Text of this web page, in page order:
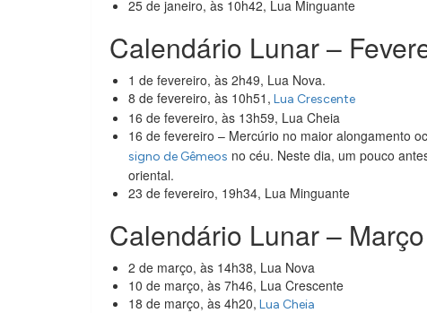
25 de janeiro, às 10h42, Lua Minguante
Calendário Lunar –
1 de fevereiro, às 2h49, Lua Nova.
8 de fevereiro, às 10h51, Lua Crescente
16 de fevereiro, às 13h59, Lua Cheia
16 de fevereiro – Mercúrio no maior alongamento
signo de Gêmeos no céu. Neste dia, um pouco
oriental.
23 de fevereiro, 19h34, Lua Minguante
Calendário Lunar –
2 de março, às 14h38, Lua Nova
10 de março, às 7h46, Lua Crescente
18 de março, às 4h20, Lua Cheia